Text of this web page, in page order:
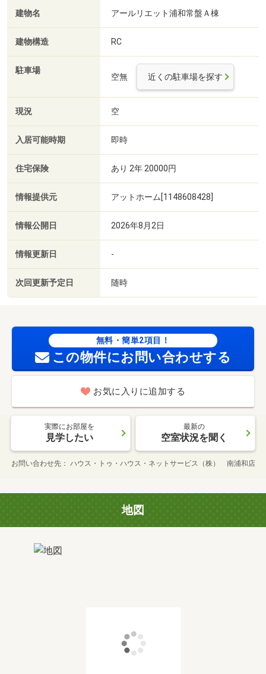
建物名 アールリエット浦和常盤Ａ棟
建物構造 RC
駐車場
空無 近くの駐車場を探す
現況 空
入居可能時期 即時
住宅保険 あり 2年 20000円
情報提供元 アットホーム[1148608428]
情報公開日 2026年8月2日
情報更新日 -
次回更新予定日 随時
無料・簡単2項目！
この物件にお問い合わせする
お気に入りに追加する
実際にお部屋を
見学したい
最新の
空室状況を聞く
お問い合わせ先 ハウス・トゥ・ハウス・ネットサービス（株） 南浦和店
地図